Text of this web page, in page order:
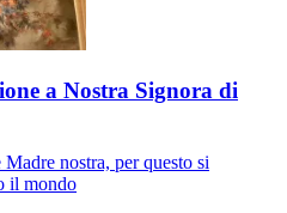
a Nostra Signora di
nostra, per questo si
il mondo